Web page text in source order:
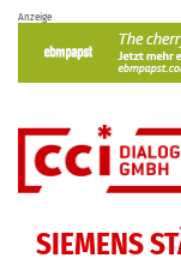
Skip
content
Anzeige
SIEMENS